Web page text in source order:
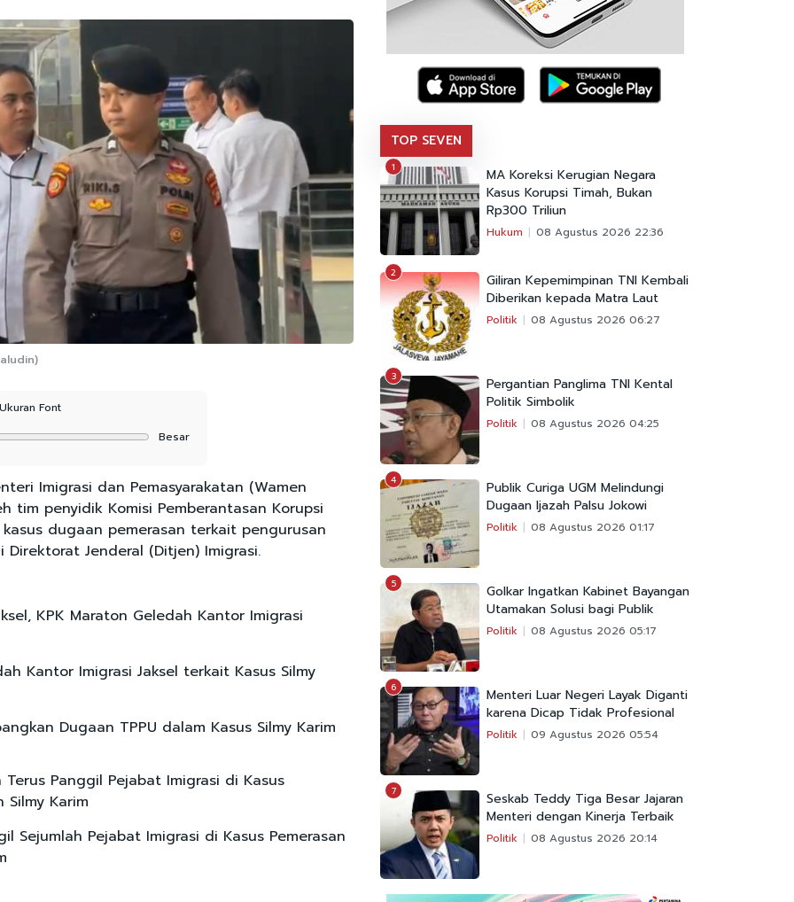
Ukuran Font
Besar
Imigrasi dan Pemasyarakatan (Wamen
tim penyidik Komisi Pemberantasan Korupsi
dugaan pemerasan terkait pengurusan
Jenderal (Ditjen) Imigrasi.
KPK Maraton Geledah Kantor Imigrasi
Kantor Imigrasi Jaksel terkait Kasus Silmy
Dugaan TPPU dalam Kasus Silmy Karim
Terus Panggil Pejabat Imigrasi di Kasus
Silmy Karim
Sejumlah Pejabat Imigrasi di Kasus Pemerasan
TOP SEVEN
1
MA Koreksi Kerugian Negara
Kasus Korupsi Timah, Bukan
Rp300 Triliun
Hukum 08 Agustus 2026 22:36
2
Giliran Kepemimpinan TNI Kembali
Diberikan kepada Matra Laut
Politik 08 Agustus 2026 06:27
3
Pergantian Panglima TNI Kental
Politik Simbolik
Politik 08 Agustus 2026 04:25
4
Publik Curiga UGM Melindungi
Dugaan Ijazah Palsu Jokowi
Politik 08 Agustus 2026 01:17
5
Golkar Ingatkan Kabinet Bayangan
Utamakan Solusi bagi Publik
Politik 08 Agustus 2026 05:17
6
Menteri Luar Negeri Layak Diganti
karena Dicap Tidak Profesional
Politik 09 Agustus 2026 05:54
7
Seskab Teddy Tiga Besar Jajaran
Menteri dengan Kinerja Terbaik
Politik 08 Agustus 2026 20:14